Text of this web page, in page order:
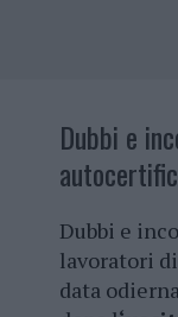
Dubbi e
Dubbi e
lavoratori
data